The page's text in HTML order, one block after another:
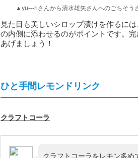
▲yu---riさんから清水雄矢さんへのごちそう
見た目も美しいシロップ漬けを作るに
の内側に添わせるのがポイントです。
あげましょう！
ひと手間レモンドリンク
クラフトコーラ
クラフトコーラをレモン多め